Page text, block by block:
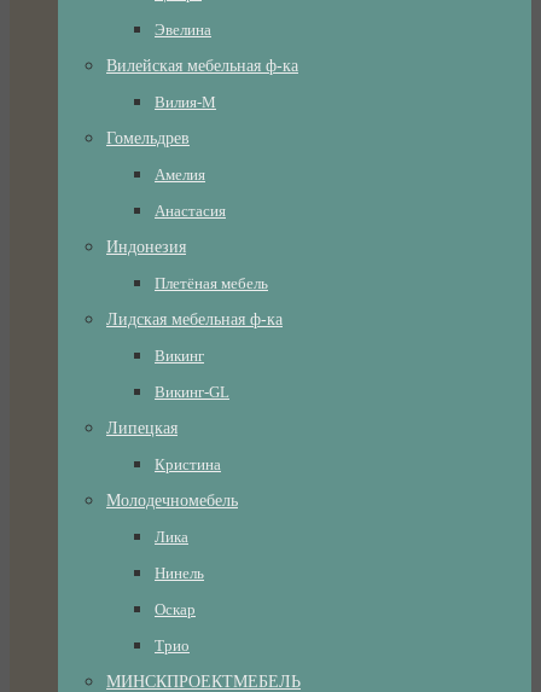
Эвелина
Вилейская мебельная ф-ка
Вилия-М
Гомельдрев
Амелия
Анастасия
Индонезия
Плетёная мебель
Лидская мебельная ф-ка
Викинг
Викинг-GL
Липецкая
Кристина
Молодечномебель
Лика
Нинель
Оскар
Трио
МИНСКПРОЕКТМЕБЕЛЬ